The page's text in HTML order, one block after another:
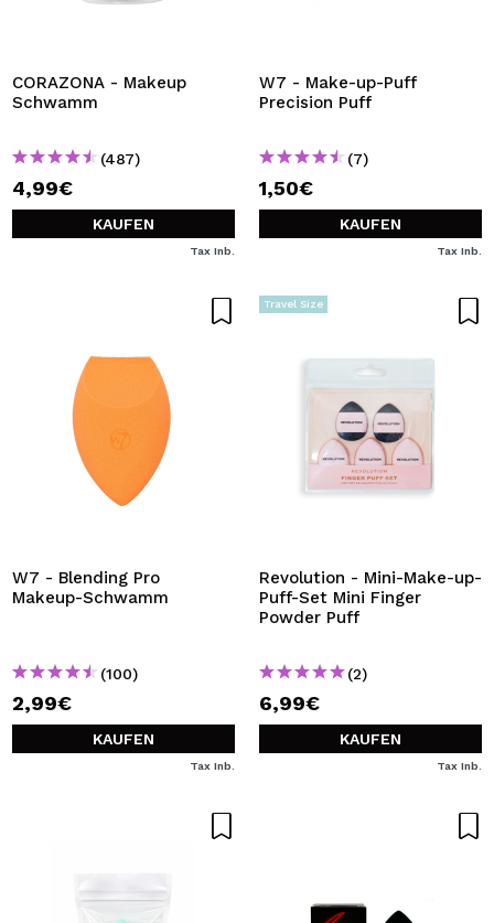
CORAZONA - Makeup
Schwamm
(487)
4,99€
KAUFEN
Tax Inb.
W7 - Make-up-Puff
Precision Puff
(7)
1,50€
KAUFEN
Tax Inb.
W7 - Blending Pro
Makeup-Schwamm
(100)
2,99€
KAUFEN
Tax Inb.
Travel Size
Revolution - Mini-Make-up-
Puff-Set Mini Finger
Powder Puff
(2)
6,99€
KAUFEN
Tax Inb.